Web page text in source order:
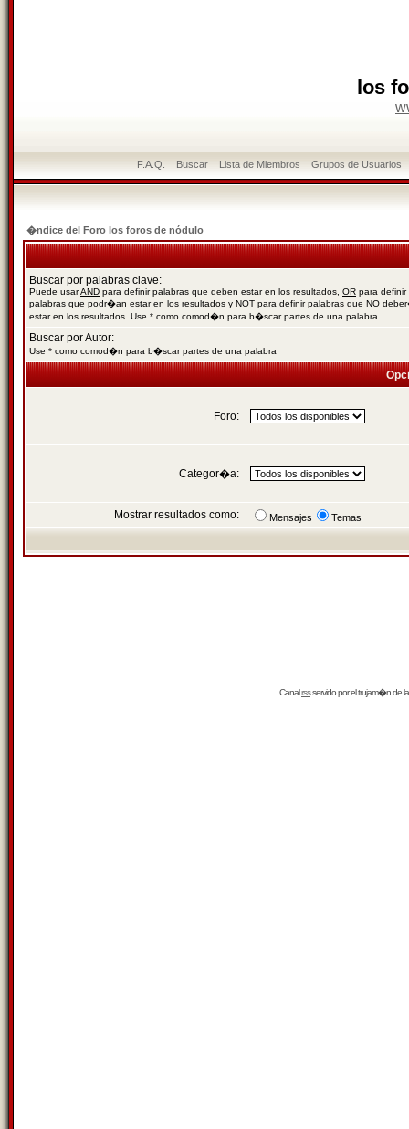
los
F.A.Q. Buscar Lista de Miembros Grupos de Usuarios
�ndice del Foro los foros de nódulo
Buscar por palabras clave:
Puede usarAND para definir palabras que deben estar en los resultados, OR para definir
palabras que podr�an estar en los resultados y NOT para definir palabras que NO
estar en los resultados. Use * como comod�n para b�scar partes de una palabra
Buscar por Autor:
Use * como comod�n para b�scar partes de una palabra
Foro:
Categor�a:
Mostrar resultados como: Mensajes Temas
Canalrssservido por eltrujam�nde